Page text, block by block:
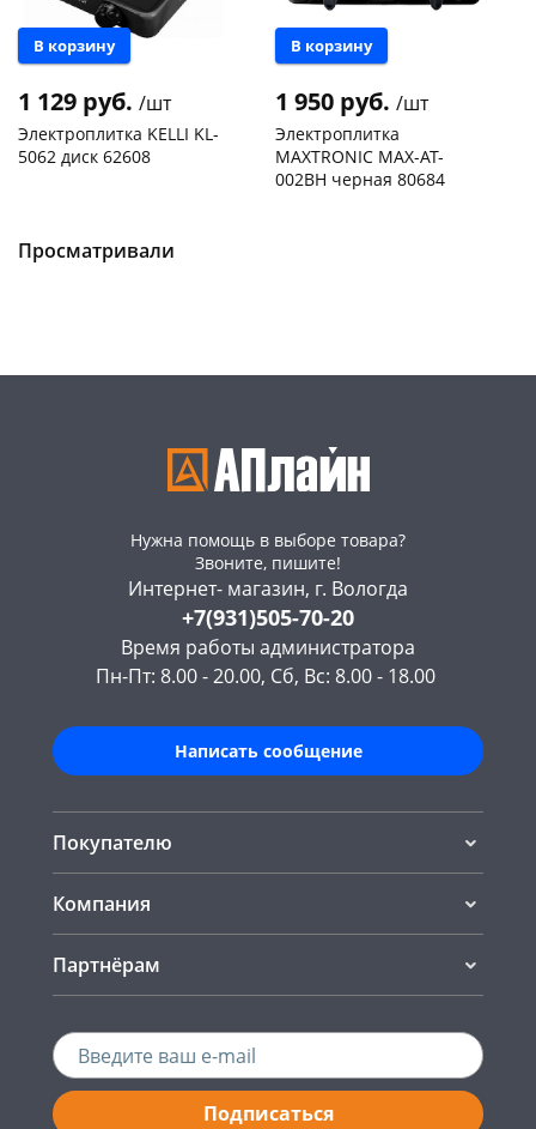
В корзину
1 129 руб. /шт
Электроплитка KELLI KL-
5062 диск 62608
Код товара
В корзину
1 950 руб. /шт
Электроплитка
MAXTRONIC MAX-AT-
002BH черная 80684
Просматривали
Нужна помощь в выборе товара?
Звоните, пишите!
Интернет- магазин, г. Вологда
+7(931)505-70-20
Время работы администратора
Пн-Пт: 8.00 - 20.00, Сб, Вс: 8.00 - 18.00
Написать сообщение
Покупателю
Компания
Партнёрам
Подписаться